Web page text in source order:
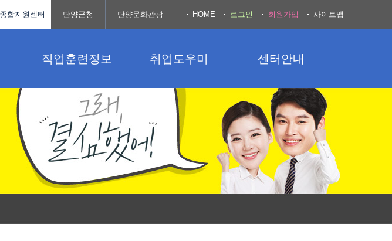
직업훈련정보 취업도우미 센터안내
합지원센터 단양군청 단양문화관광 HOME 로그인 회원가입 사이트맵